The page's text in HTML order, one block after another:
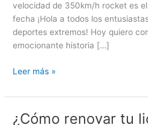
velocidad de 350km/h rocket es
fecha ¡Hola a todos los
deportes extremos! Hoy quiero
emocionante historia […]
Leer más »
¿Cómo renovar tu
¿Cómo